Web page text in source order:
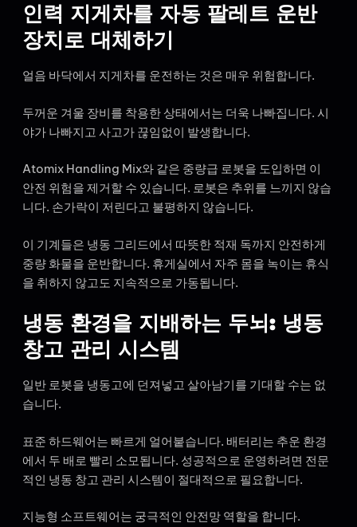
인력 지게차를 자동 팔레트 운반
장치로 대체하기
얼음 바닥에서 지게차를 운전하는 것은 매우 위험합니다.
두꺼운 겨울 장비를 착용한 상태에서는 더욱 나빠집니다. 시
야가 나빠지고 사고가 끊임없이 발생합니다.
Atomix Handling Mix와 같은 중량급 로봇을 도입하면 이
안전 위험을 제거할 수 있습니다. 로봇은 추위를 느끼지 않습
니다. 손가락이 저린다고 불평하지 않습니다.
이 기계들은 냉동 그리드에서 따뜻한 적재 독까지 안전하게
중량 화물을 운반합니다. 휴게실에서 자주 몸을 녹이는 휴식
을 취하지 않고도 지속적으로 가동됩니다.
냉동 환경을 지배하는 두뇌: 냉동
창고 관리 시스템
일반 로봇을 냉동고에 던져넣고 살아남기를 기대할 수는 없
습니다.
표준 하드웨어는 빠르게 얼어붙습니다. 배터리는 추운 환경
에서 두 배로 빨리 소모됩니다. 성공적으로 운영하려면 전문
적인 냉동 창고 관리 시스템이 절대적으로 필요합니다.
지능형 소프트웨어는 궁극적인 안전망 역할을 합니다.